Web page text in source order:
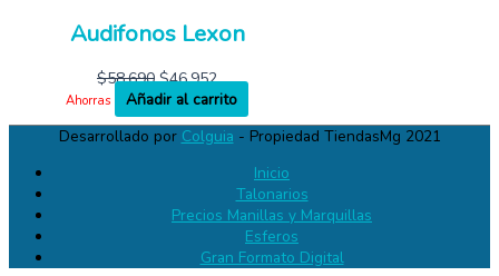
Audifonos Lexon
$58,690 $46,952
Ahorras
Añadir al carrito
Desarrollado por Colguia - Propiedad TiendasMg 2021
Inicio
Talonarios
Precios Manillas y Marquillas
Esferos
Gran Formato Digital